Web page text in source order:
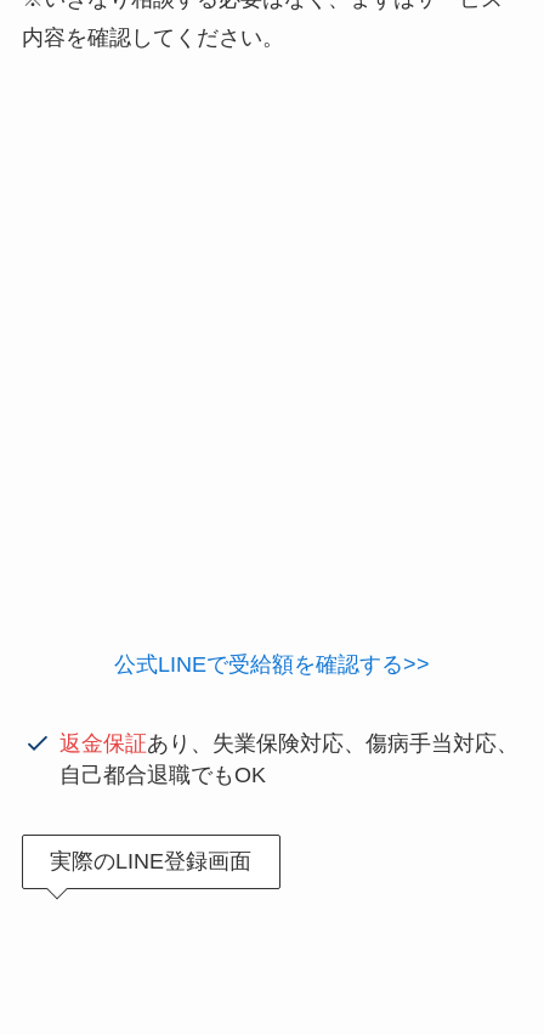
内容を確認してください。
公式LINEで受給額を確認する>>
返金保証あり、失業保険対応、傷病手当対応、
自己都合退職でもOK
実際のLINE登録画面